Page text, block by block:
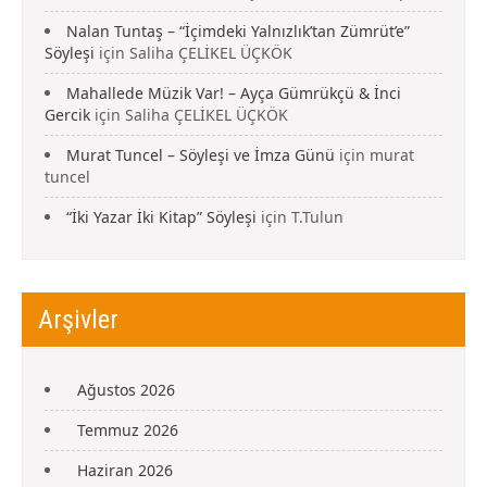
Nalan Tuntaş – “İçimdeki Yalnızlık’tan Zümrüt’e”
Söyleşi için Saliha ÇELİKEL ÜÇKÖK
Mahallede Müzik Var! – Ayça Gümrükçü & İnci
Gercik için Saliha ÇELİKEL ÜÇKÖK
Murat Tuncel – Söyleşi ve İmza Günü için murat
tuncel
“İki Yazar İki Kitap” Söyleşi için T.Tulun
Arşivler
Ağustos 2026
Temmuz 2026
Haziran 2026